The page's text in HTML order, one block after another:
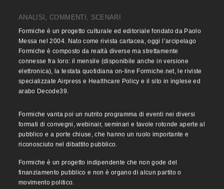
ANALISI, COMMENTI, SCENARI
Formiche è un progetto culturale ed editoriale fondato da Paolo
Messa nel 2004. Nato come rivista cartacea, oggi l’arcipelago
Formiche è composto da realtà diverse ma strettamente
connesse fra loro: il mensile (disponibile anche in versione
elettronica), la testata quotidiana on-line Formiche.net, le riviste
specializzate Airpress e Healthcare Policy e il sito in inglese ed
arabo Decode39.
Formiche vanta poi un nutrito programma di eventi nei diversi
formati di convegni, webinair, seminari e tavole rotonde aperte al
pubblico e a porte chiuse, che hanno un ruolo importante e
riconosciuto nel dibattito pubblico.
Formiche è un progetto indipendente che non gode del
finanziamento pubblico e non è organo di alcun partito o
movimento politico.